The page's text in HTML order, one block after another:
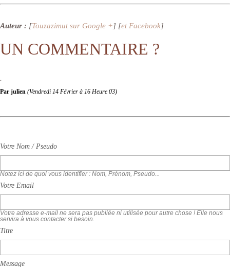
Auteur : [Touzazimut sur Google +] [et Facebook]
UN COMMENTAIRE ?
.
Par julien (Vendredi 14 Février à 16 Heure 03)
Votre Nom / Pseudo
Notez ici de quoi vous identifier : Nom, Prénom, Pseudo...
Votre Email
Votre adresse e-mail ne sera pas publiée ni utilisée pour autre chose ! Elle nous
servira à vous contacter si besoin.
Titre
Message